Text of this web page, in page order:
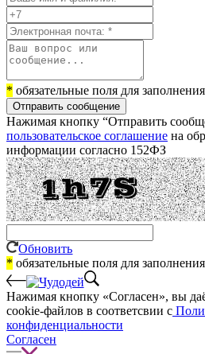
* обязательные поля для заполнения
Отправить сообщение
Нажимая кнопку “Отправить
пользовательское соглашение на
информации согласно 152ФЗ
Обновить
* обязательные поля для заполнения
Нажимая кнопку «Согласен», вы
cookie-файлов в соответсвии с
конфиденциальности
Согласен